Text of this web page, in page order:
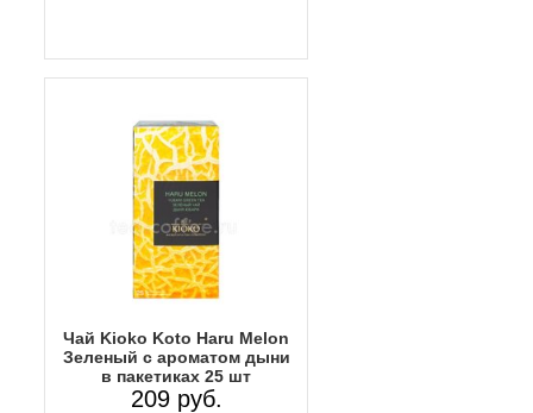
Чай Kioko Koto Haru Melon
Зеленый с ароматом дыни
в пакетиках 25 шт
209 руб.